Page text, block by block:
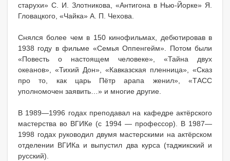
старухи» С. И. Злотникова, «Антигона в Нью-Йорке» Я.
Гловацкого, «Чайка» А. П. Чехова.
Снялся более чем в 150 кинофильмах, дебютировав в
1938 году в фильме «Семья Оппенгейм». Потом были
«Повесть о настоящем человеке», «Тайна двух
океанов», «Тихий Дон», «Кавказская пленница», «Сказ
про то, как царь Пётр арапа женил», «ТАСС
уполномочен заявить…» и многие другие.
В 1989—1996 годах преподавал на кафедре актёрского
мастерства во ВГИКе (с 1994 — профессор). В 1987—
1998 годах руководил двумя мастерскими на актёрском
отделении ВГИКа и выпустил два курса (таджикский и
русский).